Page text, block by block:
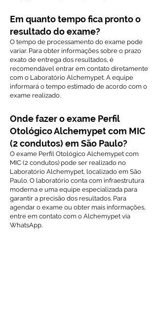
Em quanto tempo fica pronto o
resultado do exame?
O tempo de processamento do exame pode
variar. Para obter informações sobre o prazo
exato de entrega dos resultados, é
recomendável entrar em contato diretamente
com o Laboratório Alchemypet. A equipe
informará o tempo estimado de acordo com o
exame realizado.
Onde fazer o exame Perfil
Otológico Alchemypet com MIC
(2 condutos) em São Paulo?
O exame Perfil Otológico Alchemypet com
MIC (2 condutos) pode ser realizado no
Laboratório Alchemypet, localizado em São
Paulo. O laboratório conta com infraestrutura
moderna e uma equipe especializada para
garantir a precisão dos resultados. Para
agendar o exame ou obter mais informações,
entre em contato com o Alchemypet via
WhatsApp.